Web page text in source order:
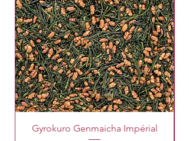
Gyrokuro Genmaicha Impérial